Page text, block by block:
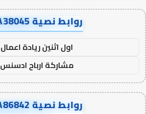
روابط نصية AA38045
اول اثنين ريادة اعمال
مشاركة ارباح ادسنس
روابط نصية AA86842